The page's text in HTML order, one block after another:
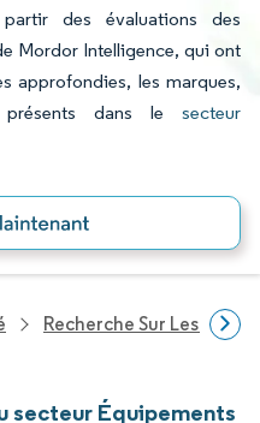
des évaluations des
Mordor Intelligence, qui ont
approfondies, les marques,
présents dans le secteur
Recherche Sur Les
secteur Équipements